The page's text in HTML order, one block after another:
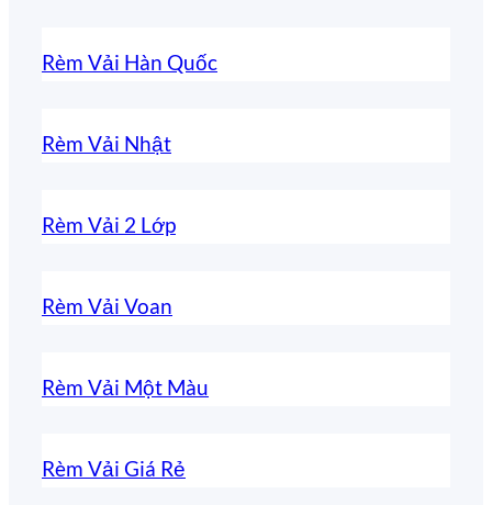
Rèm Vải Hàn Quốc
Rèm Vải Nhật
Rèm Vải 2 Lớp
Rèm Vải Voan
Rèm Vải Một Màu
Rèm Vải Giá Rẻ